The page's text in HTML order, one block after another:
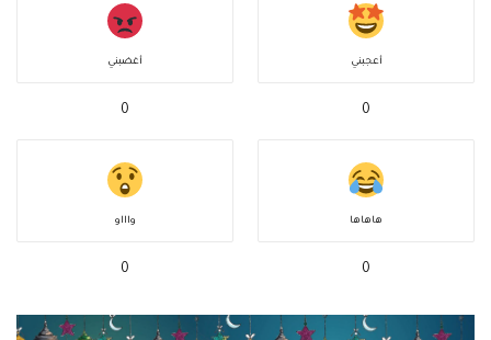
أعجبني
0
أغضبني
0
هاهاها
0
واااو
0